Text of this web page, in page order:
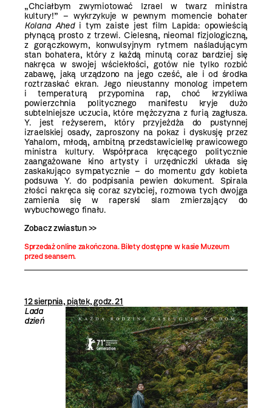
„Chciałbym zwymiotować Izrael w twarz ministra
kultury!” – wykrzykuje w pewnym momencie bohater
Kolana Ahedi tym zaiste jest film Lapida: opowieścią
płynącą prosto z trzewi. Cielesną, nieomal fizjologiczną,
z gorączkowym, konwulsyjnym rytmem naśladującym
stan bohatera, który z każdą minutą coraz bardziej się
nakręca w swojej wściekłości, gotów nie tylko rozbić
zabawę, jaką urządzono na jego cześć, ale i od środka
roztrzaskać ekran. Jego nieustanny monolog impetem
i temperaturą przypomina rap, choć krzykliwa
powierzchnia politycznego manifestu kryje dużo
subtelniejsze uczucia, które mężczyzna z furią zagłusza.
Y. jest reżyserem, który przyjeżdża do pustynnej
izraelskiej osady, zaproszony na pokaz i dyskusję przez
Yahalom, młodą, ambitną przedstawicielkę prawicowego
ministra kultury. Współpraca kręcącego politycznie
zaangażowane kino artysty i urzędniczki układa się
zaskakująco sympatycznie – do momentu gdy kobieta
podsuwa Y. do podpisania pewien dokument. Spirala
złości nakręca się coraz szybciej, rozmowa tych dwojga
zamienia się w raperski slam zmierzający do
wybuchowego finału.
Zobacz zwiastun >>
Sprzedaż online zakończona. Bilety dostępne w kasie Muzeum
przed seansem.
12 sierpnia, piątek, godz. 21
Lada
dzień